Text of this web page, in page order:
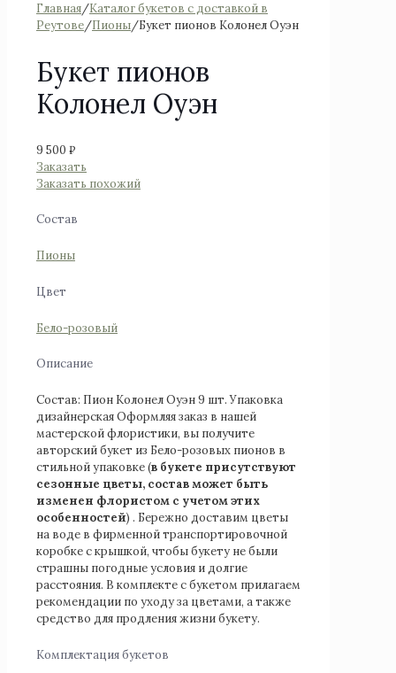
Главная/Каталог букетов с доставкой в
Реутове/Пионы/Букет пионов Колонел Оуэн
Букет пионов
Колонел Оуэн
9 500 ₽
Заказать
Заказать похожий
Состав
Пионы
Цвет
Бело-розовый
Описание
Состав: Пион Колонел Оуэн 9 шт. Упаковка
дизайнерская Оформляя заказ в нашей
мастерской флористики, вы получите
авторский букет из Бело-розовых пионов в
стильной упаковке (в букете присутствуют
сезонные цветы, состав может быть
изменен флористом с учетом этих
особенностей) . Бережно доставим цветы
на воде в фирменной транспортировочной
коробке с крышкой, чтобы букету не были
страшны погодные условия и долгие
расстояния. В комплекте с букетом прилагаем
рекомендации по уходу за цветами, а также
средство для продления жизни букету.
Комплектация букетов